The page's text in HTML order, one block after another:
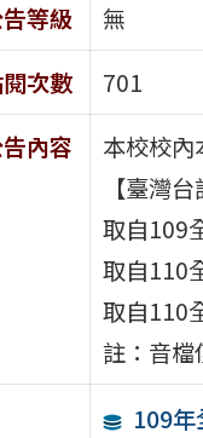
等級
無
次數
701
內容
本校校內
【臺灣
取自109
取自110
取自110
註：音檔
109